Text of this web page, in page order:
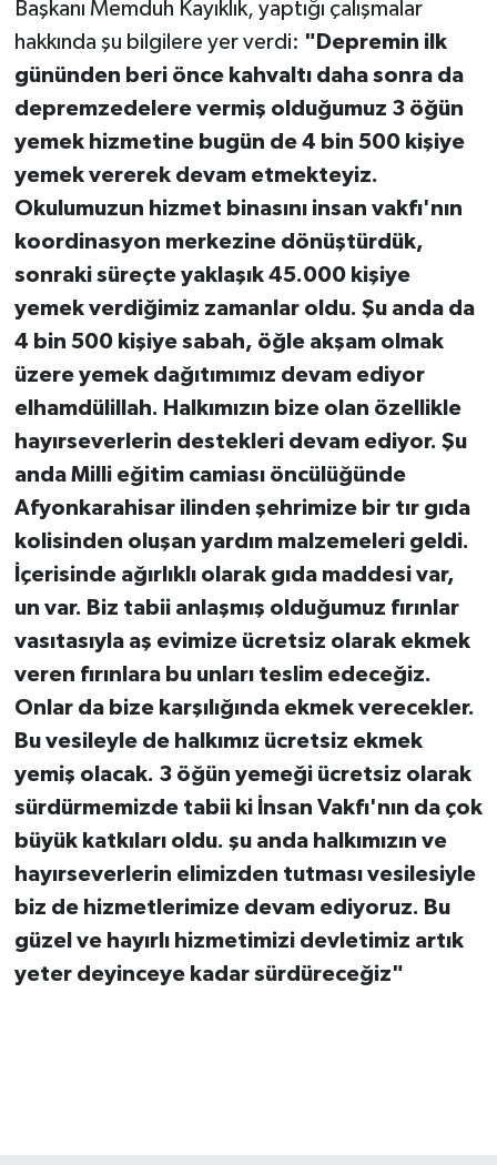
Başkanı Memduh Kayıklık, yaptığı çalışmalar
hakkında şu bilgilere yer verdi: "Depremin ilk
gününden beri önce kahvaltı daha sonra da
depremzedelere vermiş olduğumuz 3 öğün
yemek hizmetine bugün de 4 bin 500 kişiye
yemek vererek devam etmekteyiz.
Okulumuzun hizmet binasını insan vakfı'nın
koordinasyon merkezine dönüştürdük,
sonraki süreçte yaklaşık 45.000 kişiye
yemek verdiğimiz zamanlar oldu. Şu anda da
4 bin 500 kişiye sabah, öğle akşam olmak
üzere yemek dağıtımımız devam ediyor
elhamdülillah. Halkımızın bize olan özellikle
hayırseverlerin destekleri devam ediyor. Şu
anda Milli eğitim camiası öncülüğünde
Afyonkarahisar ilinden şehrimize bir tır gıda
kolisinden oluşan yardım malzemeleri geldi.
İçerisinde ağırlıklı olarak gıda maddesi var,
un var. Biz tabii anlaşmış olduğumuz fırınlar
vasıtasıyla aş evimize ücretsiz olarak ekmek
veren fırınlara bu unları teslim edeceğiz.
Onlar da bize karşılığında ekmek verecekler.
Bu vesileyle de halkımız ücretsiz ekmek
yemiş olacak. 3 öğün yemeği ücretsiz olarak
sürdürmemizde tabii ki İnsan Vakfı'nın da çok
büyük katkıları oldu. şu anda halkımızın ve
hayırseverlerin elimizden tutması vesilesiyle
biz de hizmetlerimize devam ediyoruz. Bu
güzel ve hayırlı hizmetimizi devletimiz artık
yeter deyinceye kadar sürdüreceğiz"